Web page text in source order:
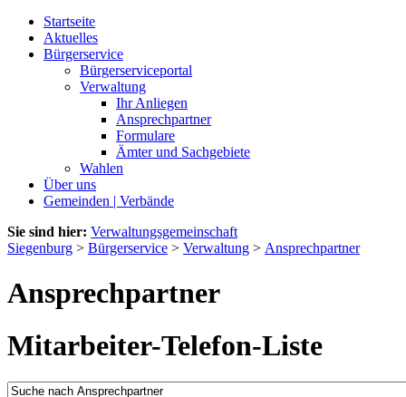
Startseite
Aktuelles
Bürgerservice
Bürgerserviceportal
Verwaltung
Ihr Anliegen
Ansprechpartner
Formulare
Ämter und Sachgebiete
Wahlen
Über uns
Gemeinden | Verbände
Sie sind hier: Verwaltungsgemeinschaft
Siegenburg > Bürgerservice > Verwaltung > Ansprechpartner
Ansprechpartner
Mitarbeiter-Telefon-Liste